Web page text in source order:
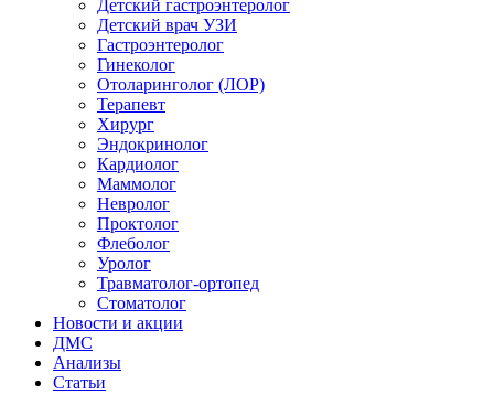
Детский гастроэнтеролог
Детский врач УЗИ
Гастроэнтеролог
Гинеколог
Отоларинголог (ЛОР)
Терапевт
Хирург
Эндокринолог
Кардиолог
Маммолог
Невролог
Проктолог
Флеболог
Уролог
Травматолог-ортопед
Стоматолог
Новости и акции
ДМС
Анализы
Статьи